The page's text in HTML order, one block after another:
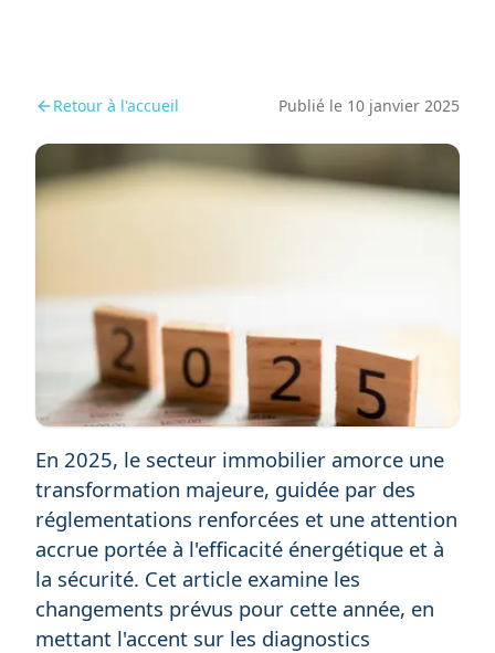
Retour à l'accueil Publié le 10 janvier 2025
En 2025, le secteur immobilier amorce une
transformation majeure, guidée par des
réglementations renforcées et une attention
accrue portée à l'efficacité énergétique et à
la sécurité. Cet article examine les
changements prévus pour cette année, en
mettant l'accent sur les diagnostics